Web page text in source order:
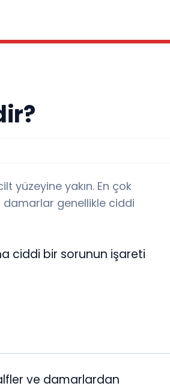
yüzeyine yakın. En çok
genellikle ciddi
ciddi bir sorunun işareti
ve damarlardan